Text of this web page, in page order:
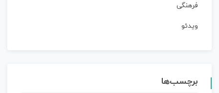
فرهنگی
ویدئو
برچسب‌ها